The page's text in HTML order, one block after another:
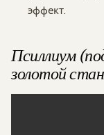
эффект.
Псиллиум
золотой